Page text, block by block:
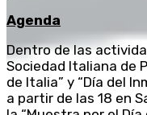
Agenda
Dentro de las
Sociedad Italiana de
de Italia” y “Día del
a partir de las 18 en